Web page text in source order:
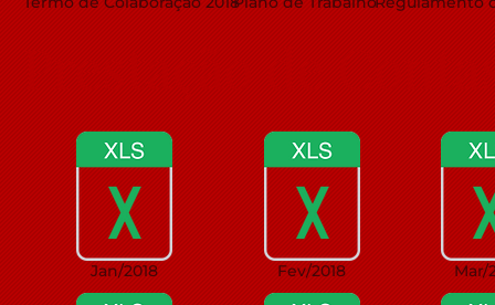
Prestação de
Jan/2018 Fev/2018 Mar/